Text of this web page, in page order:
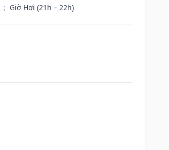
; Giờ Hợi (21h – 22h)